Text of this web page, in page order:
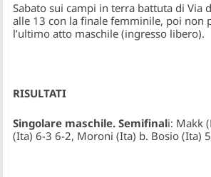
Sabato sui campi in terra battuta di Via
alle 13 con la finale femminile, poi non
l’ultimo atto maschile (ingresso libero).
RISULTATI
Singolare maschile. Semifinali: Makk
(Ita) 6-3 6-2, Moroni (Ita) b. Bosio (Ita)